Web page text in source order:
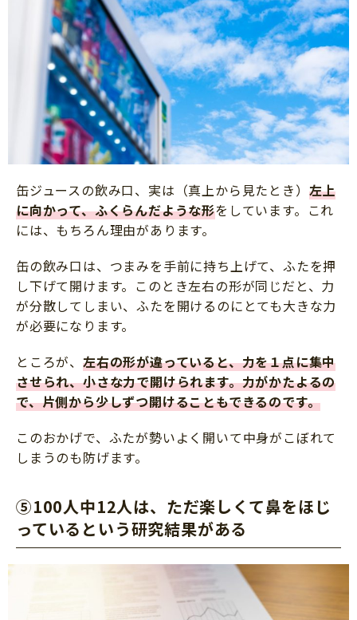
缶ジュースの飲み口、実は（真上から見たとき） 左上
に向かって、ふくらんだような形をしています。これ
には、もちろん理由があります。
缶の飲み口は、つまみを手前に持ち上げて、ふたを押
し下げて開けます。このとき左右の形が同じだと、力
が分散してしまい、ふたを開けるのにとても大きな力
が必要になります。
ところが、 左右の形が違っていると、力を１点に集中
させられ、小さな力で開けられます。力がかたよるの
で、片側から少しずつ開けることもできるのです。
このおかげで、ふたが勢いよく開いて中身がこぼれて
しまうのも防げます。
⑤100人中12人は、ただ楽しくて鼻をほじ
っているという研究結果がある